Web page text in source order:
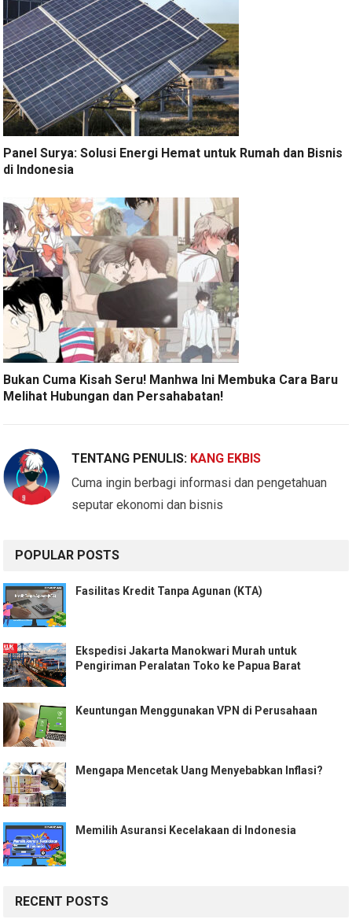
Panel Surya: Solusi Energi Hemat untuk Rumah dan Bisnis
di Indonesia
Bukan Cuma Kisah Seru! Manhwa Ini Membuka Cara Baru
Melihat Hubungan dan Persahabatan!
TENTANG PENULIS: KANG EKBIS
Cuma ingin berbagi informasi dan pengetahuan
seputar ekonomi dan bisnis
POPULAR POSTS
Fasilitas Kredit Tanpa Agunan (KTA)
Ekspedisi Jakarta Manokwari Murah untuk
Pengiriman Peralatan Toko ke Papua Barat
Keuntungan Menggunakan VPN di Perusahaan
Mengapa Mencetak Uang Menyebabkan Inflasi?
Memilih Asuransi Kecelakaan di Indonesia
RECENT POSTS